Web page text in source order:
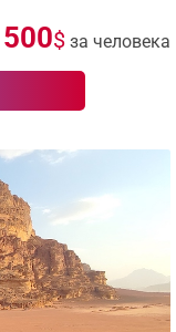
500$ за человека